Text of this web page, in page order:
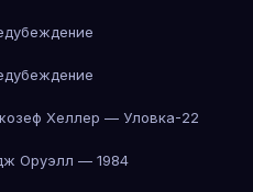
Хеллер — Уловка-22
Оруэлл — 1984